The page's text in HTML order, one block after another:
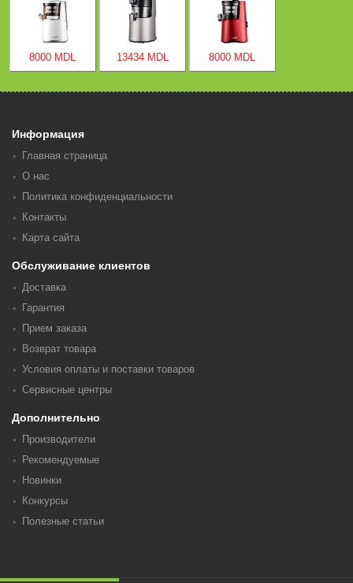
8000 MDL 13434 MDL 8000 MDL
Информация
Главная страница
О нас
Политика конфиденциальности
Контакты
Карта сайта
Обслуживание клиентов
Доставка
Гарантия
Прием заказа
Возврат товара
Условия оплаты и поставки товаров
Сервисные центры
Дополнительно
Производители
Рекомендуемые
Новинки
Конкурсы
Полезные статьи